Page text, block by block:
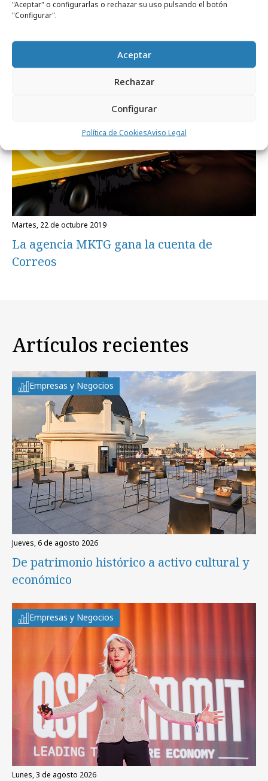
"Aceptar" o configurarlas o rechazar su uso pulsando el botón
"Configurar".
Aceptar
Rechazar
Configurar
Política de CookiesAviso Legal
para todos los públicos
martes, 22 de octubre 2019
La agencia MKTG gana la cuenta de
Correos
Artículos recientes
Empresas y Negocios
jueves, 6 de agosto 2026
De patrimonio histórico a activo cultural y
económico
Empresas y Negocios
lunes, 3 de agosto 2026